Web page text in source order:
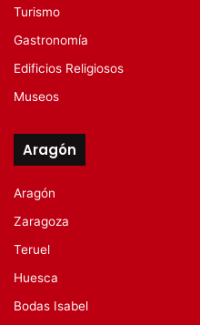
Turismo
Gastronomía
Edificios Religiosos
Museos
Aragón
Aragón
Zaragoza
Teruel
Huesca
Bodas Isabel